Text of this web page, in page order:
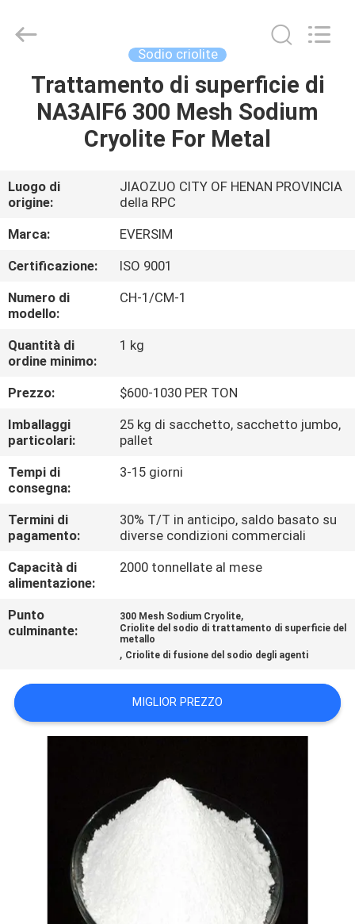
CASA.
PRODOTTI
VIDEO
SU
DI
NOI
VISITA
ALLA
FABBRICA
CONTROLLO
DELLA
QUALITÀ
CONTATTACI
CHIEDI UN
PREVENTIVO
POLITICA
Imp.&Exp.Co.,Ltd.
Sodio criolite
Trattamento di superficie di
NA3AIF6 300 Mesh Sodium
Cryolite For Metal
Luogo di
origine:
JIAOZUO CITY OF HENAN PROVINCIA
della RPC
Marca:
EVERSIM
Certificazione:
ISO 9001
Numero di
modello:
CH-1/CM-1
Quantità di
ordine minimo:
1 kg
Prezzo:
$600-1030 PER TON
Imballaggi
particolari:
25 kg di sacchetto, sacchetto jumbo,
pallet
Tempi di
consegna:
3-15 giorni
Termini di
pagamento:
30% T/T in anticipo, saldo basato su
diverse condizioni commerciali
Capacità di
alimentazione:
2000 tonnellate al mese
Punto
culminante:
300 Mesh Sodium Cryolite,
Criolite del sodio di trattamento di superficie del
metallo
, Criolite di fusione del sodio degli agenti
MIGLIOR PREZZO